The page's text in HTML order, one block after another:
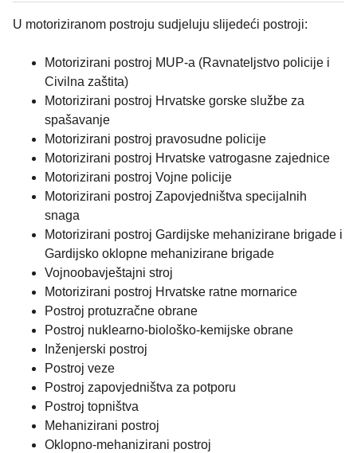
U motoriziranom postroju sudjeluju slijedeći postroji:
Motorizirani postroj MUP-a (Ravnateljstvo policije i
Civilna zaštita)
Motorizirani postroj Hrvatske gorske službe za
spašavanje
Motorizirani postroj pravosudne policije
Motorizirani postroj Hrvatske vatrogasne zajednice
Motorizirani postroj Vojne policije
Motorizirani postroj Zapovjedništva specijalnih
snaga
Motorizirani postroj Gardijske mehanizirane brigade i
Gardijsko oklopne mehanizirane brigade
Vojnoobavještajni stroj
Motorizirani postroj Hrvatske ratne mornarice
Postroj protuzračne obrane
Postroj nuklearno-biološko-kemijske obrane
Inženjerski postroj
Postroj veze
Postroj zapovjedništva za potporu
Postroj topništva
Mehanizirani postroj
Oklopno-mehanizirani postroj